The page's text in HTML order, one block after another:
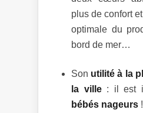
plus de confort
optimale du
bord de mer…
Son utilité à la
la ville: il est
bébés nageurs !